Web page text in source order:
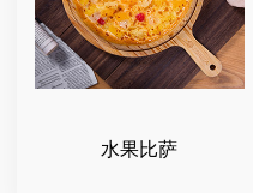
水果比萨